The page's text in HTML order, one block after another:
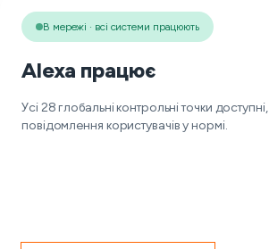
В мережі · всі системи працюють
Alexa працює
Усі 28 глобальні контрольні точки доступні,
повідомлення користувачів у нормі.